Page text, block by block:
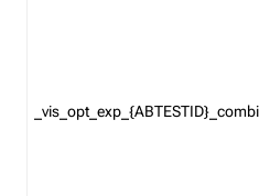
_vis_opt_exp_{ABTESTID}_combi